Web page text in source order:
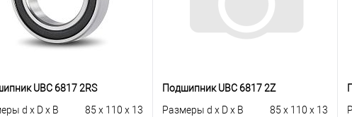
UBC 6817 2RS
d x D x B
85 x 110 x 13
Подшипник UBC 6817 2Z
Размеры d x D x B
85 x 110 x 13